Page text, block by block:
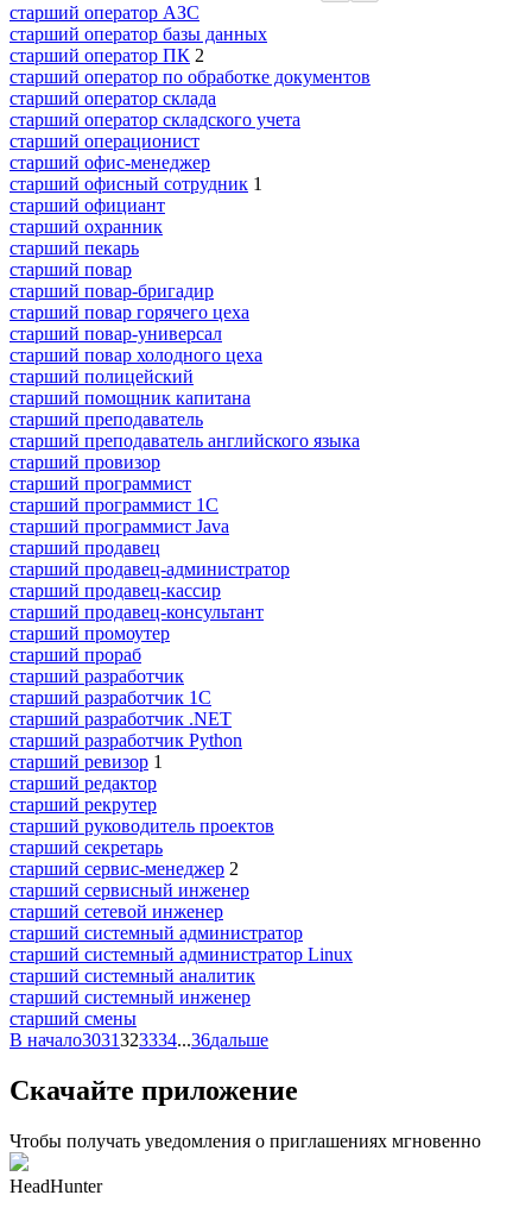
старший оператор АЗС
старший оператор базы данных
старший оператор ПК 2
старший оператор по обработке документов
старший оператор склада
старший оператор складского учета
старший операционист
старший офис-менеджер
старший офисный сотрудник 1
старший официант
старший охранник
старший пекарь
старший повар
старший повар-бригадир
старший повар горячего цеха
старший повар-универсал
старший повар холодного цеха
старший полицейский
старший помощник капитана
старший преподаватель
старший преподаватель английского языка
старший провизор
старший программист
старший программист 1С
старший программист Java
старший продавец
старший продавец-администратор
старший продавец-кассир
старший продавец-консультант
старший промоутер
старший прораб
старший разработчик
старший разработчик 1С
старший разработчик .NET
старший разработчик Python
старший ревизор 1
старший редактор
старший рекрутер
старший руководитель проектов
старший секретарь
старший сервис-менеджер 2
старший сервисный инженер
старший сетевой инженер
старший системный администратор
старший системный администратор Linux
старший системный аналитик
старший системный инженер
старший смены
В начало3031323334...36дальше
Скачайте приложение
Чтобы получать уведомления о приглашениях мгновенно
HeadHunter